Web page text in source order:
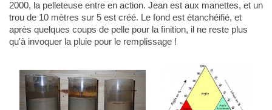
2000, la pelleteuse entre en action. Jean est aux manettes, et un
trou de 10 mètres sur 5 est créé. Le fond est étanchéifié, et
après quelques coups de pelle pour la finition, il ne reste plus
qu'à invoquer la pluie pour le remplissage !